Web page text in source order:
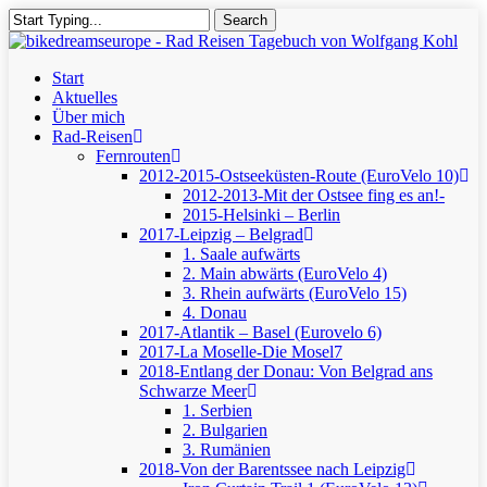
Skip
to
content
Search
Close
Menu
Start
Aktuelles
Über mich
Rad-Reisen
Fernrouten
2012-2015-Ostseeküsten-Route (EuroVelo 10)
2012-2013-Mit der Ostsee fing es an!-
2015-Helsinki – Berlin
2017-Leipzig – Belgrad
1. Saale aufwärts
2. Main abwärts (EuroVelo 4)
3. Rhein aufwärts (EuroVelo 15)
4. Donau
2017-Atlantik – Basel (Eurovelo 6)
2017-La Moselle-Die Mosel7
2018-Entlang der Donau: Von Belgrad ans
Schwarze Meer
1. Serbien
2. Bulgarien
3. Rumänien
2018-Von der Barentssee nach Leipzig